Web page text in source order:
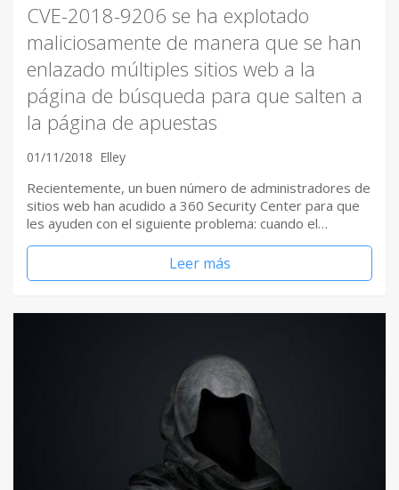
CVE-2018-9206 se ha explotado
maliciosamente de manera que se han
enlazado múltiples sitios web a la
página de búsqueda para que salten a
la página de apuestas
01/11/2018 Elley
Recientemente, un buen número de administradores de
sitios web han acudido a 360 Security Center para que
les ayuden con el siguiente problema: cuando el…
Leer más